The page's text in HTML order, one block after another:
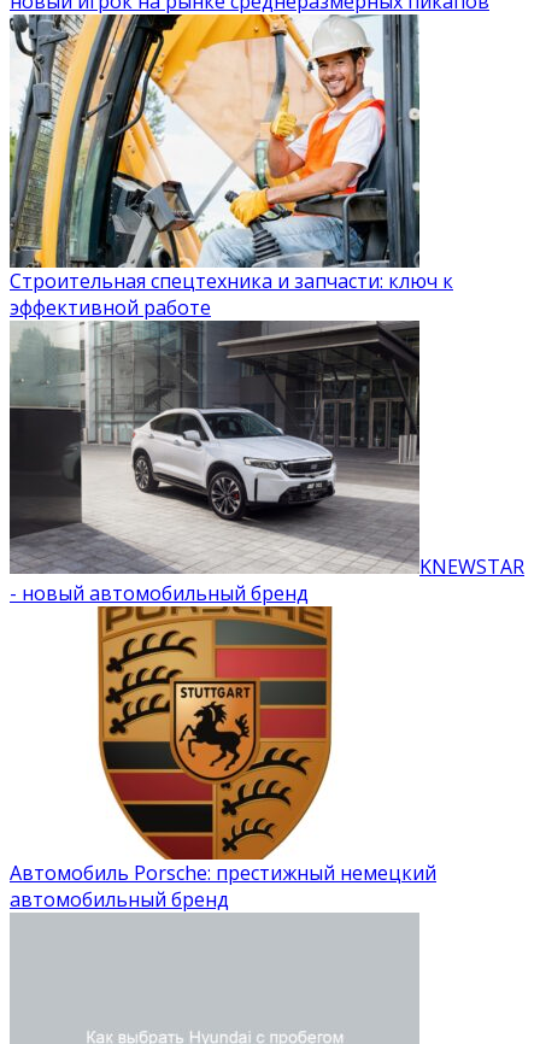
Строительная спецтехника и запчасти: ключ к
эффективной работе
KNEWSTAR
- новый автомобильный бренд
Автомобиль Porsche: престижный немецкий
автомобильный бренд